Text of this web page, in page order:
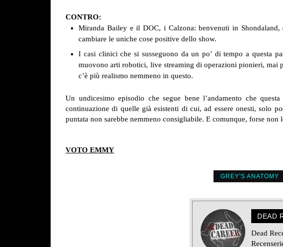
CONTRO:
Miranda Bailey e il DOC, i Calzona: benvenuti in
cambiare le uniche cose positive dello show.
I casi clinici che si susseguono da un po’ di tempo a questa
muovono arti robotici, live streaming di operazioni pionieri, mai
c’è più realismo nemmeno in questo.
Un undicesimo episodio che segue bene l’andamento che
continuazione di quelle già esistenti di cui, ad essere onesti, solo
puntata non sarebbe nemmeno consigliabile. E comunque, forse non
VOTO EMMY
GREY'S ANATOMY
DEAD
Dead